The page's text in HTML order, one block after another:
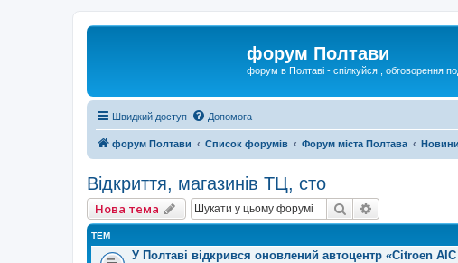
форум Полтави
форум в Полтаві - спілкуйся , обговорення
Швидкий доступ Допомога
форум Полтави Список форумів Форум міста Полтава
Відкриття, магазинів ТЦ, сто
Нова тема Пошук
ТЕМ
У Полтаві відкрився оновлений автоцентр «Citroen